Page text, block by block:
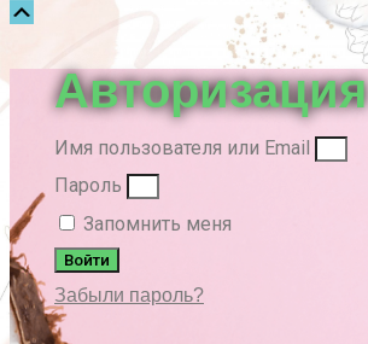
Авторизация
Имя пользователя или Email
Пароль
Запомнить меня
Войти
Забыли пароль?